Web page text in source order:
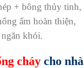
+ bông thủy tinh,
ẩm hoàn thiện,
khói.
cháy cho nhà